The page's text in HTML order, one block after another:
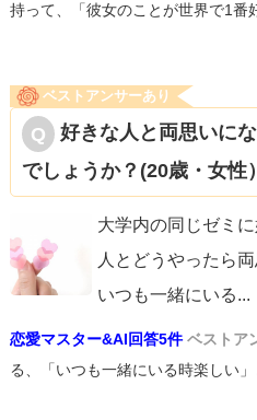
持って、「彼女のことが世界で1番
ベストアンサーあり
好きな人と両思いに
でしょうか？(20歳・女性）
大学内の同じゼミ
人とどうやったら
いつも一緒にいる...
恋愛マスター&AI回答5件 ベストア
る、「いつも一緒にいる時楽しい